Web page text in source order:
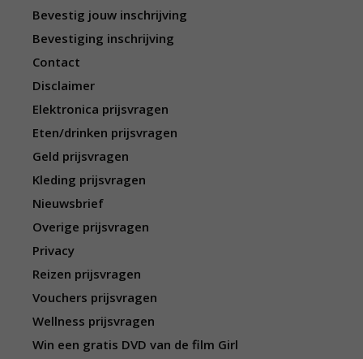
Bevestig jouw inschrijving
Bevestiging inschrijving
Contact
Disclaimer
Elektronica prijsvragen
Eten/drinken prijsvragen
Geld prijsvragen
Kleding prijsvragen
Nieuwsbrief
Overige prijsvragen
Privacy
Reizen prijsvragen
Vouchers prijsvragen
Wellness prijsvragen
Win een gratis DVD van de film Girl